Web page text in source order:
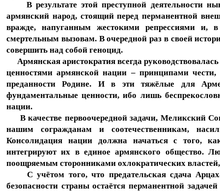
В результате этой преступной деятельности
армянский народ, стоящий перед перманентной
вражде, напуганным жестокими репрессиями и,
смертельным вызовам. В очередной раз в своей
совершить над собой геноцид.
Армянская аристократия всегда
ценностями армянской нации – принципами чести,
преданности Родине. И в эти тяжёлые для
фундаментальные ценности, ибо лишь
нации.
В качестве первоочередной задачи, Меликский
нашим согражданам и соотечественникам,
Консолидация нации должна начаться с того,
интегрируют их в единое армянского общество.
поощряемым сторонниками охлократических
С учётом того, что предательская сдача
безопасности страны остаётся перманентной